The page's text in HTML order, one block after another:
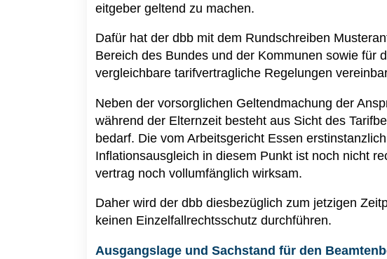
eitgeber geltend zu machen.
Dafür hat der dbb mit dem Rundschreiben
Bereich des Bundes und der Kommunen sowie für
vergleichbare tarifvertragliche Regelungen
Neben der vorsorglichen Geltendmachung der
während der Elternzeit besteht aus Sicht des
bedarf. Die vom Arbeitsgericht Essen
Inflationsausgleich in diesem Punkt ist noch nicht
vertrag noch vollumfänglich wirksam.
Daher wird der dbb diesbezüglich zum jetzigen
keinen Einzelfallrechtsschutz durchführen.
Ausgangslage und Sachstand für den